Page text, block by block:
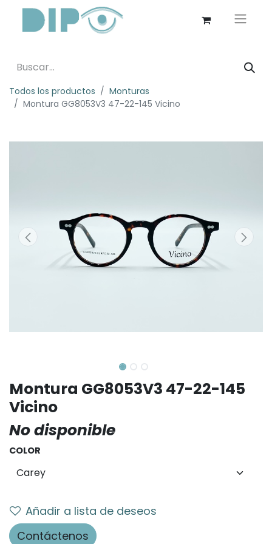
Todos los productos
Monturas
Montura GG8053V3 47-22-145 Vicino
Montura GG8053V3 47-22-145
Vicino
No disponible
COLOR
Añadir a lista de deseos
Contáctenos